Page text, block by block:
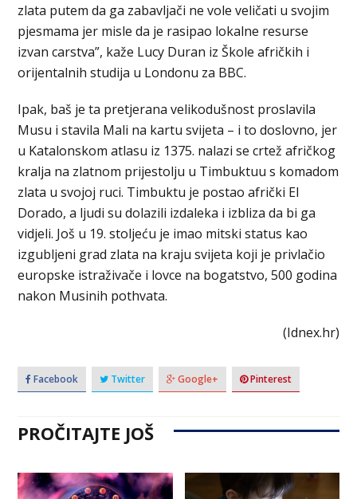
zlata putem da ga zabavljači ne vole veličati u svojim
pjesmama jer misle da je rasipao lokalne resurse
izvan carstva”, kaže Lucy Duran iz Škole afričkih i
orijentalnih studija u Londonu za BBC.
Ipak, baš je ta pretjerana velikodušnost proslavila
Musu i stavila Mali na kartu svijeta – i to doslovno, jer
u Katalonskom atlasu iz 1375. nalazi se crtež afričkog
kralja na zlatnom prijestolju u Timbuktuu s komadom
zlata u svojoj ruci. Timbuktu je postao afrički El
Dorado, a ljudi su dolazili izdaleka i izbliza da bi ga
vidjeli. Još u 19. stoljeću je imao mitski status kao
izgubljeni grad zlata na kraju svijeta koji je privlačio
europske istraživače i lovce na bogatstvo, 500 godina
nakon Musinih pothvata.
(Idnex.hr)
Facebook Twitter Google+ Pinterest
PROČITAJTE JOŠ